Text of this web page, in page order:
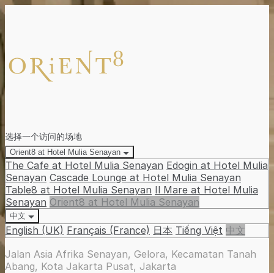
选择一个访问的场地
Orient8 at Hotel Mulia Senayan
The Cafe at Hotel Mulia Senayan Edogin at Hotel Mulia
Senayan Cascade Lounge at Hotel Mulia Senayan
Table8 at Hotel Mulia Senayan Il Mare at Hotel Mulia
Senayan Orient8 at Hotel Mulia Senayan
中文
English (UK) Français (France) 日本 Tiếng Việt 中文
Jalan Asia Afrika Senayan, Gelora, Kecamatan Tanah
Abang, Kota Jakarta Pusat, Jakarta